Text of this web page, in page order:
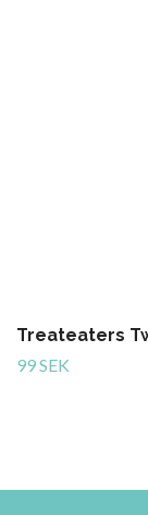
Treateaters
99 SEK